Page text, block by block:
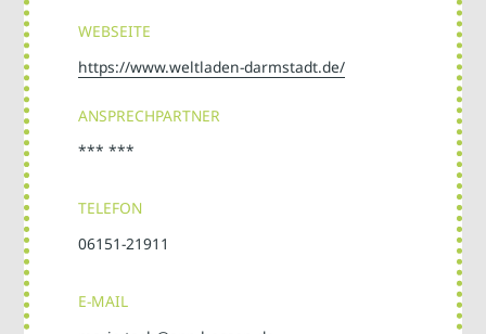
WEBSEITE
https://www.weltladen-darmstadt.de/
ANSPRECHPARTNER
*** ***
TELEFON
06151-21911
E-MAIL